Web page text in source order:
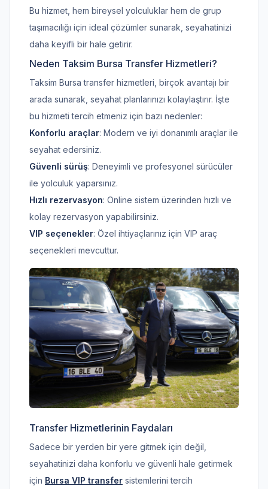
Bu hizmet, hem bireysel yolculuklar hem de grup
taşımacılığı için ideal çözümler sunarak, seyahatinizi
daha keyifli bir hale getirir.
Neden Taksim Bursa Transfer Hizmetleri?
Taksim Bursa transfer hizmetleri, birçok avantajı bir
arada sunarak, seyahat planlarınızı kolaylaştırır. İşte
bu hizmeti tercih etmeniz için bazı nedenler:
Konforlu araçlar: Modern ve iyi donanımlı araçlar ile
seyahat edersiniz.
Güvenli sürüş: Deneyimli ve profesyonel sürücüler
ile yolculuk yaparsınız.
Hızlı rezervasyon: Online sistem üzerinden hızlı ve
kolay rezervasyon yapabilirsiniz.
VIP seçenekler: Özel ihtiyaçlarınız için VIP araç
seçenekleri mevcuttur.
Transfer Hizmetlerinin Faydaları
Sadece bir yerden bir yere gitmek için değil,
seyahatinizi daha konforlu ve güvenli hale getirmek
için Bursa VIP transfer sistemlerini tercih